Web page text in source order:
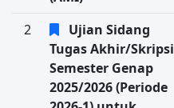
2
Ujian Sidang
Tugas Akhir/Skripsi
Semester Genap
2025/2026 (Periode